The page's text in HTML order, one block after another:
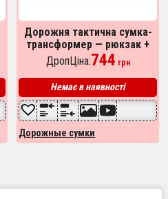
Дорожня тактична сумка-
трансформер — рюкзак +
сумка через плече
ДропЦіна:744 грн
Немає в наявності
Дорожные сумки